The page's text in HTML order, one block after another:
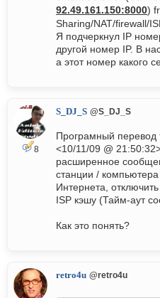
92.49.161.150:8000)
Sharing/NAT/firewall/
Я подчеркнул IP
другой номер IP. В
а этот номер какого
8
S_DJ_S @S_DJ_S
Програмный перевод
<10/11/09 @
расширенное
станции /
Интернета,
ISP кэшу (Тайм-аут
Как это понять?
retro4u @retro4u